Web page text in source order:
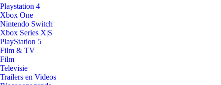
Playstation 4
Xbox One
Nintendo Switch
Xbox Series X|S
PlayStation 5
Film & TV
Film
Televisie
Trailers en Videos